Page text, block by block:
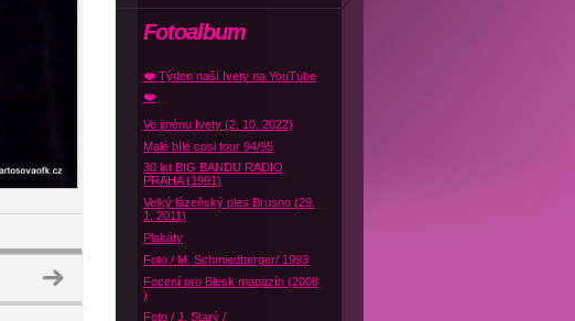
Fotoalbum
❤️ Týden naší Ivety na YouTube
❤️
Ve jménu Ivety (2. 10. 2022)
Malé bílé cosi tour 94/95
30 let BIG BANDU RADIO
PRAHA (1991)
Velký lázeňský ples Brusno (29.
1. 2011)
Plakáty
Foto / M. Schmiedberger/ 1993
Focení pro Blesk magazín (2008
)
Foto / J. Starý /